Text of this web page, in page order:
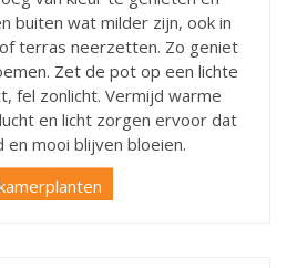
buiten wat milder zijn, ook in
terras neerzetten. Zo geniet
Zet de pot op een lichte
fel zonlicht. Vermijd warme
en licht zorgen ervoor dat
mooi blijven bloeien.